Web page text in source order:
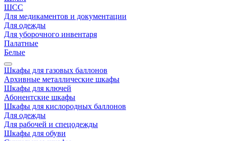
ШСС
Для медикаментов и документации
Для одежды
Для уборочного инвентаря
Палатные
Белые
Шкафы для газовых баллонов
Архивные металлические шкафы
Шкафы для ключей
Абонентские шкафы
Шкафы для кислородных баллонов
Для одежды
Для рабочей и спецодежды
Шкафы для обуви